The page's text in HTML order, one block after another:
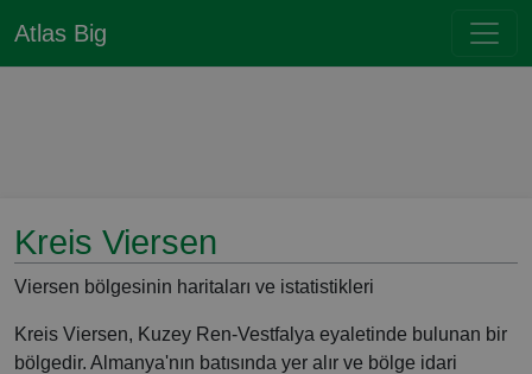
Atlas Big
Kreis Viersen
Viersen bölgesinin haritaları ve istatistikleri
Kreis Viersen, Kuzey Ren-Vestfalya eyaletinde bulunan bir
bölgedir. Almanya'nın batısında yer alır ve bölge idari